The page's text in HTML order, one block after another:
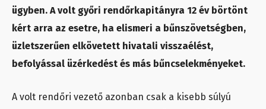
ügyben. A volt győri rendőrkapitányra 12 év börtönt
kért arra az esetre, ha elismeri a bűnszövetségben,
üzletszerűen elkövetett hivatali visszaélést,
befolyással üzérkedést és más bűncselekményeket.
A volt rendőri vezető azonban csak a kisebb súlyú